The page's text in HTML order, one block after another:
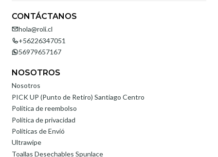
CONTÁCTANOS
hola@roli.cl
+56226347051
56979657167
NOSOTROS
Nosotros
PICK UP (Punto de Retiro) Santiago Centro
Politica de reembolso
Política de privacidad
Políticas de Envió
Ultrawipe
Toallas Desechables Spunlace